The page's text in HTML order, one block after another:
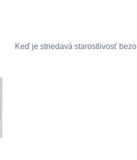
Keď je striedavá starostlivosť